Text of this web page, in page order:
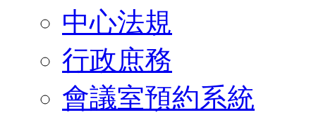
中心法規
行政庶務
會議室預約系統